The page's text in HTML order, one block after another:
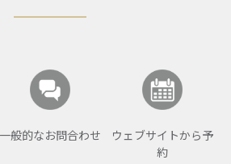
一般的なお問合わせ
ウェブサイトから予
約